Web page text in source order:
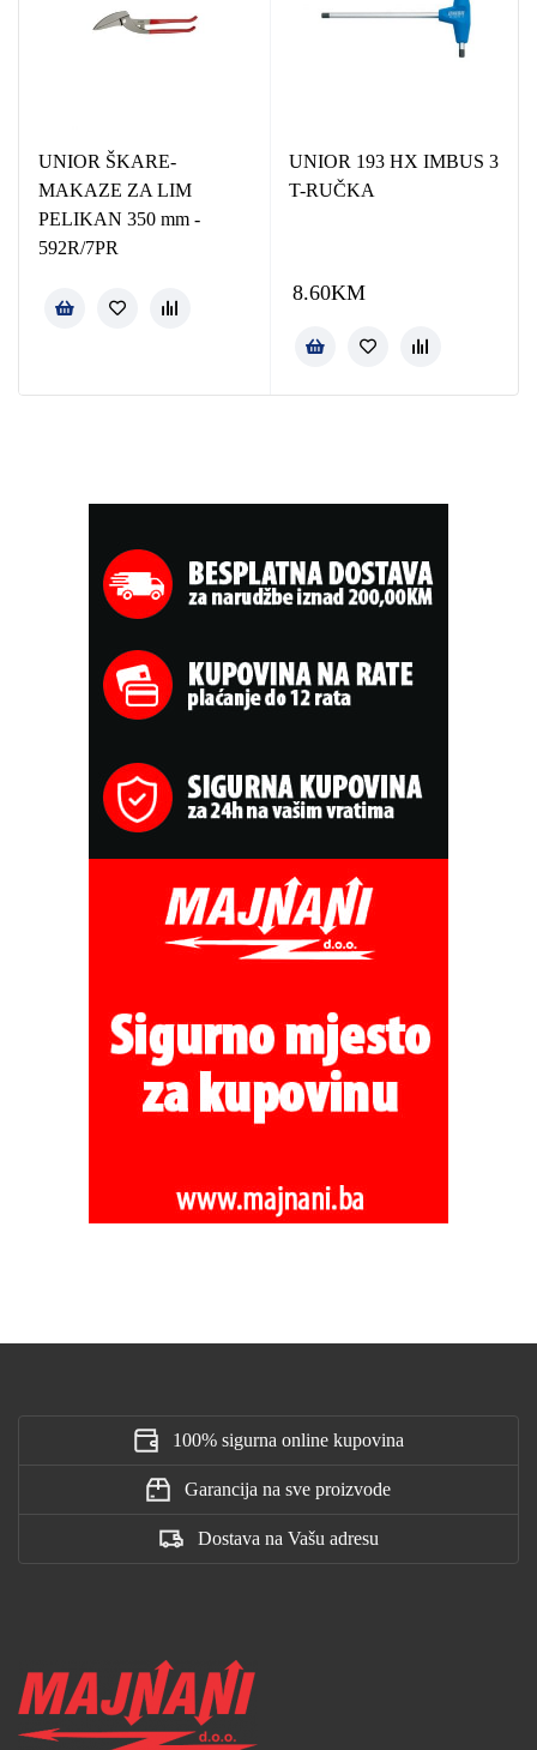
UNIOR ŠKARE-
MAKAZE ZA LIM
PELIKAN 350 mm -
592R/7PR
UNIOR 193 HX IMBUS 3
T-RUČKA
8.60KM
100% sigurna online kupovina
Garancija na sve proizvode
Dostava na Vašu adresu